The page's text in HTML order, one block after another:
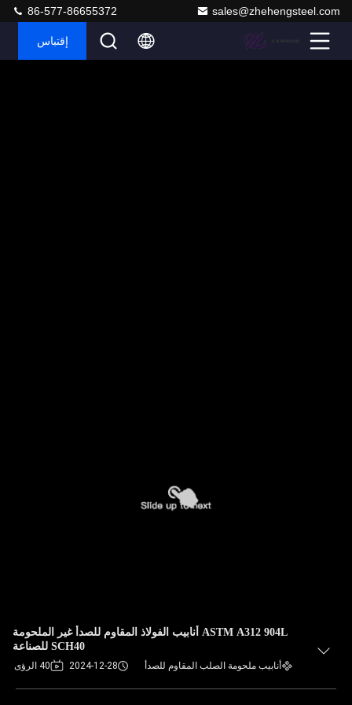
sales@zhehengsteel.com
86-577-86655372
إقتباس
ASTM A312 904L أنابيب الفولاذ المقاوم للصدأ غير الملحومة
SCH40 للصناعة
أنابيب ملحومة الصلب المقاوم للصدأ 2024-12-28 40 الرؤى